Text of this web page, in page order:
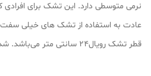
نرمی متوسطی دارد. این تشک برای
عادت به استفاده از تشک های خیلی
قطر تشک رویال24 سانتی متر می‌باشد. شد.